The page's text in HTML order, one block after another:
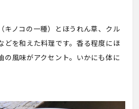
キノコの一種）とほうれん草、クル
どを和えた料理です。香る程度にほ
の風味がアクセント。いかにも体に